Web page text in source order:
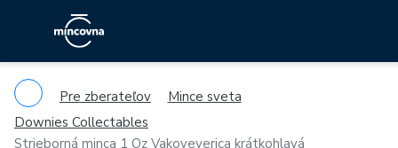
Pre zberateľov
Mince sveta
Downies Collectables
Strieborná minca 1 Oz Vakoveverica krátkohlavá